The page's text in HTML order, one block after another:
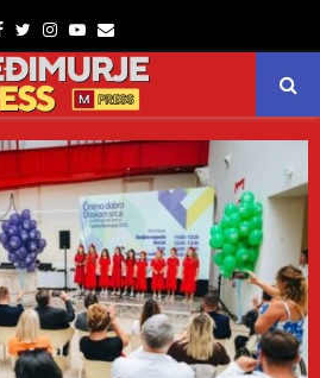
Facebook
TwitterInstagram
Youtube
Email